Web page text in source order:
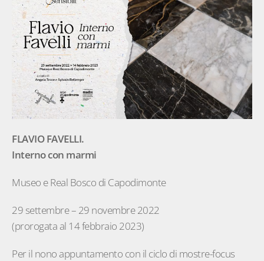
FLAVIO FAVELLI.
Interno con marmi
Museo e Real Bosco di Capodimonte
29 settembre – 29 novembre 2022
(prorogata al 14 febbraio 2023)
Per il nono appuntamento con il ciclo di mostre-focus